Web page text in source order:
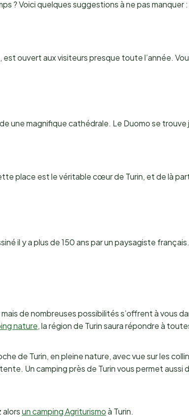
? Voici quelques suggestions à ne pas manquer :
est ouvert aux visiteurs presque toute l’année.
une magnifique cathédrale. Le Duomo se trouve
place est le véritable cœur de Turin, et de là
il y a plus de 150 ans par un paysagiste
de nombreuses possibilités s’offrent à vous
nature, la région de Turin saura répondre à
de Turin, en pleine nature, avec vue sur les
Un camping près de Turin vous permet aussi
alorsun camping Agriturismoà Turin.